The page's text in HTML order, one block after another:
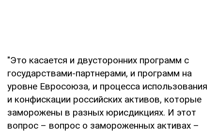
"Это касается и двусторонних программ с
государствами-партнерами, и программ на
уровне Евросоюза, и процесса использования
и конфискации российских активов, которые
заморожены в разных юрисдикциях. И этот
вопрос – вопрос о замороженных активах –